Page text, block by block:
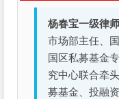
杨春宝一级律师
市场部主任、
国区私募基金
究中心联合牵
募基金、投融